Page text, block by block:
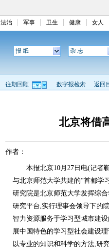
法治 军事 卫生 健康 女人
报 纸 杂 志
往期回顾 数字报检索 返回
北京将借
作者：
本报北京10月27日电(记者靳
与北京师范大学共建的“首都学
研究院是北京师范大学发挥综
研究平台,实行理事会领导下的
智力资源服务于学习型城市建
展中国特色的学习型社会建设
以专业的知识和科学的方法,研